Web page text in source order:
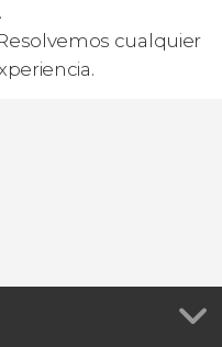
cualquier